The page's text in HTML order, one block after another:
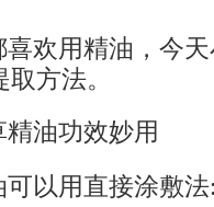
喜欢用精油，今
方法。
油功效妙用
以用直接涂敷法: